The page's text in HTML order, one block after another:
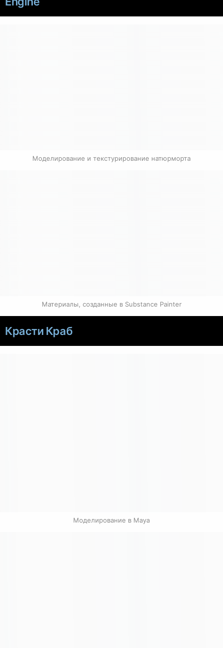
Моделирование и текстурирование натюрморта
Материалы, созданные в Substance Painter
Красти Краб
Моделирование в Maya